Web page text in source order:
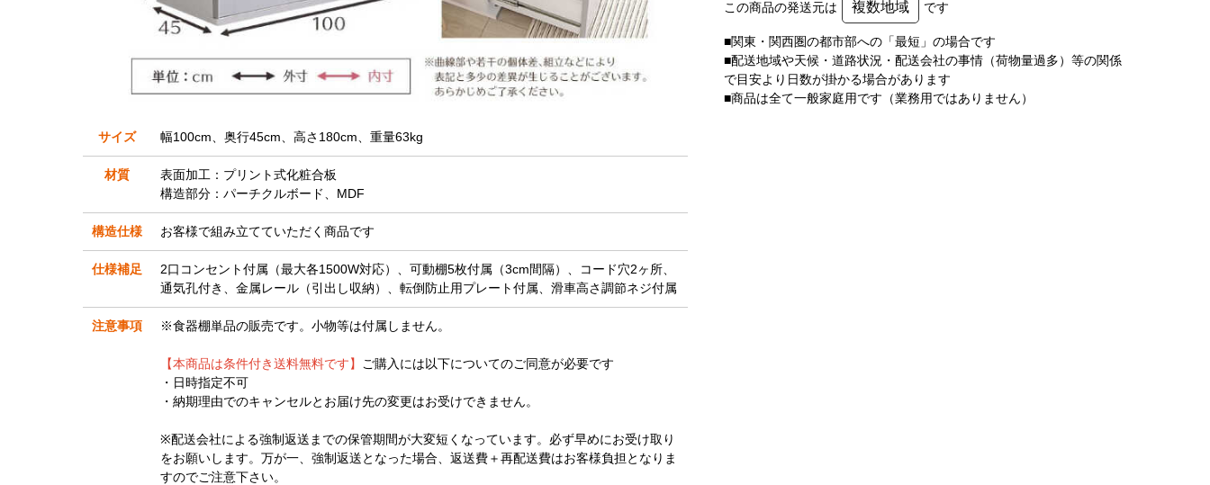
この商品の発送元は 複数地域 です
■関東・関西圏の都市部への「最短」の場合です
■配送地域や天候・道路状況・配送会社の事情（荷物量過多）等の関係
で目安より日数が掛かる場合があります
■商品は全て一般家庭用です（業務用ではありません）
サイズ 幅100cm、奥行45cm、高さ180cm、重量63kg
材質
表面加工：プリント式化粧合板
構造部分：パーチクルボード、MDF
構造仕様 お客様で組み立てていただく商品です
仕様補足
2口コンセント付属（最大各1500W対応）、可動棚5枚付属（3cm間隔）、コード穴2ヶ所、
通気孔付き、金属レール（引出し収納）、転倒防止用プレート付属、滑車高さ調節ネジ付属
注意事項 ※食器棚単品の販売です。小物等は付属しません。
【本商品は条件付き送料無料です】
ご購入には以下についてのご同意が必要です
・日時指定不可
・納期理由でのキャンセルとお届け先の変更はお受けできません。
※配送会社による強制返送までの保管期間が大変短くなっています。必ず早めにお受け取り
をお願いします。万が一、強制返送となった場合、返送費＋再配送費はお客様負担となりま
すのでご注意下さい。